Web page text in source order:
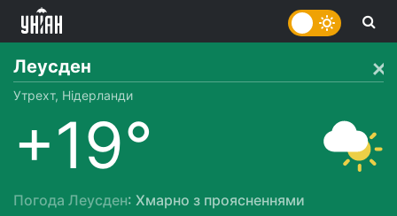
Леусден
Утрехт, Нідерланди
+19°
Погода Леусден: Хмарно з проясненнями